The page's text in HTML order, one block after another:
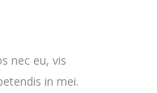
nec eu, vis
in mei.